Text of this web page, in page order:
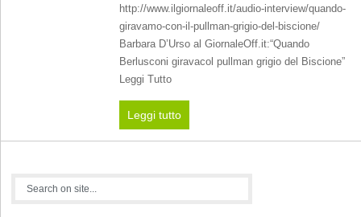
http://www.ilgiornaleoff.it/audio-interview/quando-
giravamo-con-il-pullman-grigio-del-biscione/
Barbara D’Urso al GiornaleOff.it:“Quando
Berlusconi giravacol pullman grigio del Biscione”
Leggi Tutto
Leggi tutto